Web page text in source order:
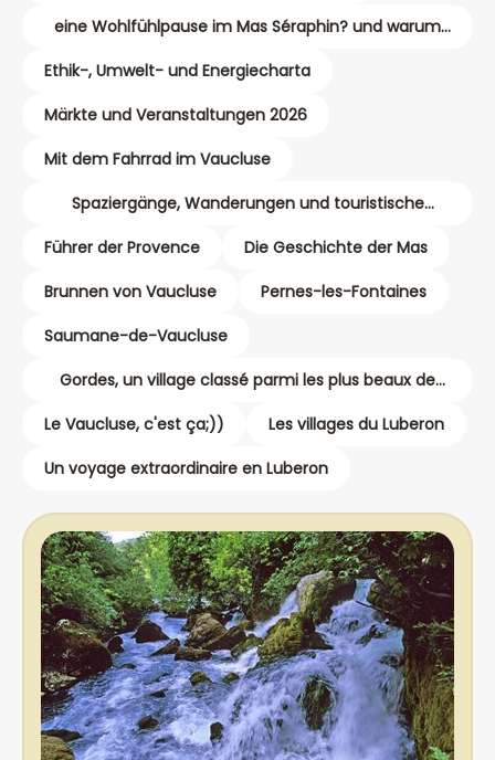
eine Wohlfühlpause im Mas Séraphin? und warum
Ethik-, Umwelt- und Energiecharta
Märkte und Veranstaltungen 2026
Mit dem Fahrrad im Vaucluse
Spaziergänge, Wanderungen und touristische
Führer der Provence
Die Geschichte der Mas
Brunnen von Vaucluse
Pernes-les-Fontaines
Saumane-de-Vaucluse
Gordes, un village classé parmi les plus beaux de
Le Vaucluse, c'est ça;))
Les villages du Luberon
Un voyage extraordinaire en Luberon